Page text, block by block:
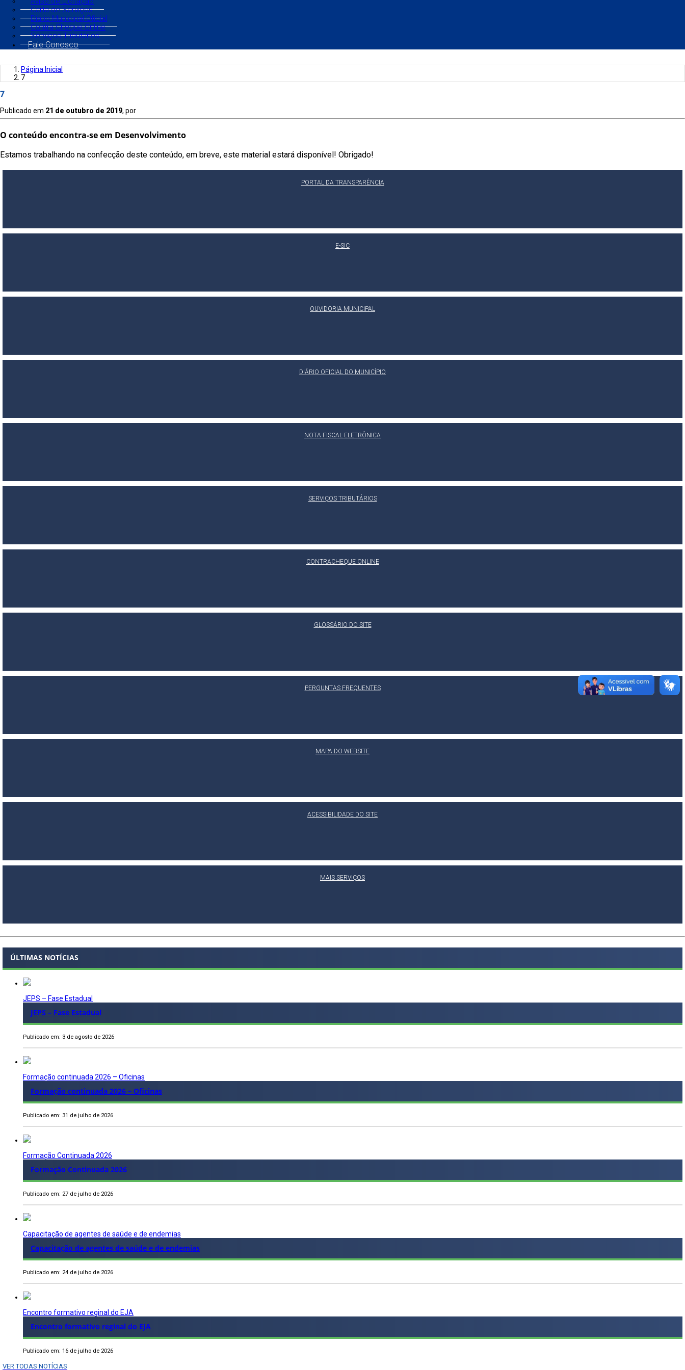
Carta de Serviços
Diário Municipal Oficial
Contra Cheque Online
Serviços Tributários
Fale Conosco
Página Inicial
7
7
Publicado em 21 de outubro de 2019, por
O conteúdo encontra-se em Desenvolvimento
Estamos trabalhando na confecção deste conteúdo, em breve, este material estará disponível! Obrigado!
PORTAL DA TRANSPARÊNCIA
E-SIC
OUVIDORIA MUNICIPAL
DIÁRIO OFICIAL DO MUNICÍPIO
NOTA FISCAL ELETRÔNICA
SERVIÇOS TRIBUTÁRIOS
CONTRACHEQUE ONLINE
GLOSSÁRIO DO SITE
PERGUNTAS FREQUENTES
MAPA DO WEBSITE
ACESSIBILIDADE DO SITE
MAIS SERVIÇOS
ÚLTIMAS NOTÍCIAS
JEPS – Fase Estadual
JEPS – Fase Estadual
Publicado em: 3 de agosto de 2026
Formação continuada 2026 – Oficinas
Formação continuada 2026 – Oficinas
Publicado em: 31 de julho de 2026
Formação Continuada 2026
Formação Continuada 2026
Publicado em: 27 de julho de 2026
Capacitação de agentes de saúde e de endemias
Capacitação de agentes de saúde e de endemias
Publicado em: 24 de julho de 2026
Encontro formativo reginal do EJA
Encontro formativo reginal do EJA
Publicado em: 16 de julho de 2026
VER TODAS NOTÍCIAS